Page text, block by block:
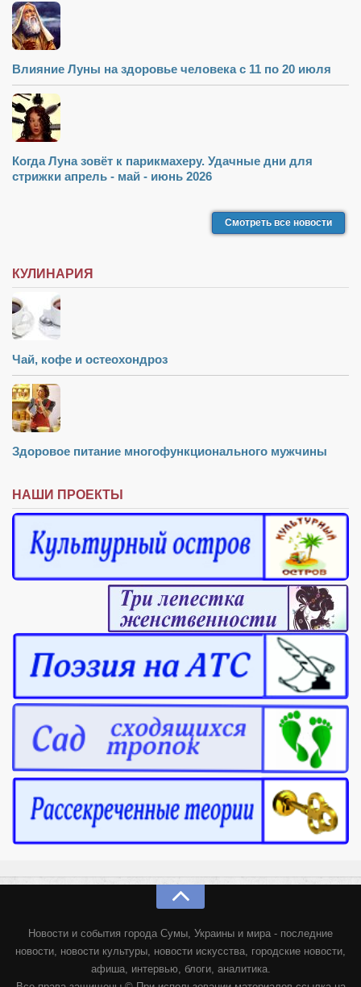
Влияние Луны на здоровье человека с 11 по 20 июля
Когда Луна зовёт к парикмахеру. Удачные дни для
стрижки апрель - май - июнь 2026
Смотреть все новости
КУЛИНАРИЯ
Чай, кофе и остеохондроз
Здоровое питание многофункционального мужчины
НАШИ ПРОЕКТЫ
Новости и события города Сумы, Украины и мира - последние
новости, новости культуры, новости искусства, городские новости,
афиша, интервью, блоги, аналитика.